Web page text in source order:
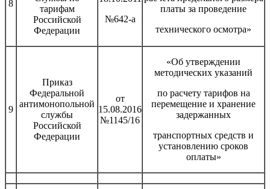
8
тарифам
Российской
Федерации
№642-а
платы за проведение
технического осмотра»
9
Приказ
Федеральной
антимонопольной
службы
Российской
Федерации
от
15.08.2016
№1145/16
«Об утверждении
методических указаний
по расчету тарифов на
перемещение и хранение
задержанных
транспортных средств и
установлению сроков
оплаты»